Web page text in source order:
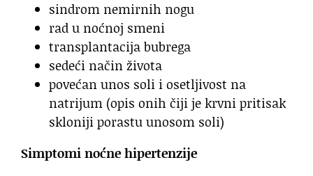
sindrom nemirnih nogu
rad u noćnoj smeni
transplantacija bubrega
sedeći način života
povećan unos soli i osetljivost na
natrijum (opis onih čiji je krvni pritisak
skloniji porastu unosom soli)
Simptomi noćne hipertenzije